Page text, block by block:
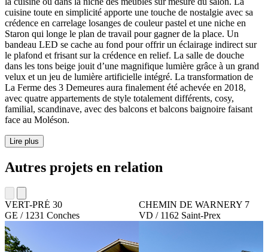
cuisine toute en simplicité apporte une touche de nostalgie avec sa
crédence en carrelage losanges de couleur pastel et une niche en
Staron qui longe le plan de travail pour gagner de la place. Un
bandeau LED se cache au fond pour offrir un éclairage indirect sur
le plafond et frisant sur la crédence en relief. La salle de douche
dans les tons beige jouit d’une magnifique lumière grâce à un grand
velux et un jeu de lumière artificielle intégré. La transformation de
La Ferme des 3 Demeures aura finalement été achevée en 2018,
avec quatre appartements de style totalement différents, cosy,
familial, scandinave, avec des balcons et balcons baignoire faisant
face au Moléson.
Lire plus
Autres projets en relation
VERT-PRÉ 30
GE / 1231 Conches
CHEMIN DE WARNERY 7
VD / 1162 Saint-Prex